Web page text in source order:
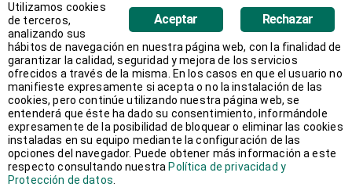
junio 2018
mayo 2018(1)
abril 2018 (1)
marzo 2018(2)
febrero 2018(3)
Rechazar
Aceptar
Utilizamos cookies
de terceros,
analizando sus
hábitos de navegación en nuestra página web, con la finalidad de
garantizar la calidad, seguridad y mejora de los servicios
ofrecidos a través de la misma. En los casos en que el usuario no
manifieste expresamente si acepta o no la instalación de las
cookies, pero continúe utilizando nuestra página web, se
entenderá que éste ha dado su consentimiento, informándole
expresamente de la posibilidad de bloquear o eliminar las cookies
instaladas en su equipo mediante la configuración de las
opciones del navegador. Puede obtener más información a este
respecto consultando nuestra Política de privacidad y
Protección de datos